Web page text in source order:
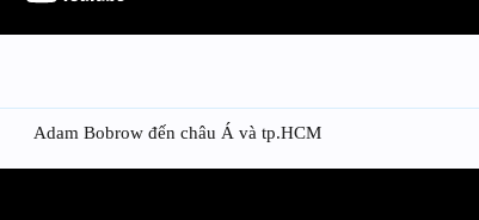
Adam Bobrow đến châu Á và tp.HCM